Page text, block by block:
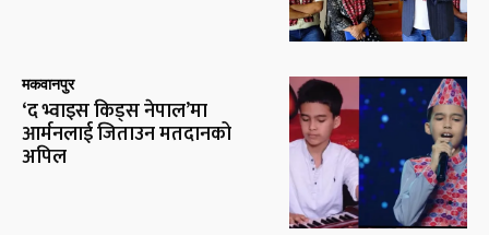
मकवानपुर
‘द भ्वाइस किड्स नेपाल’मा
आर्मनलाई जिताउन मतदानको
अपिल